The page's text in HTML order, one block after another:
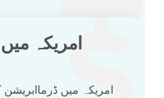
امریکہ
امریکہ میں